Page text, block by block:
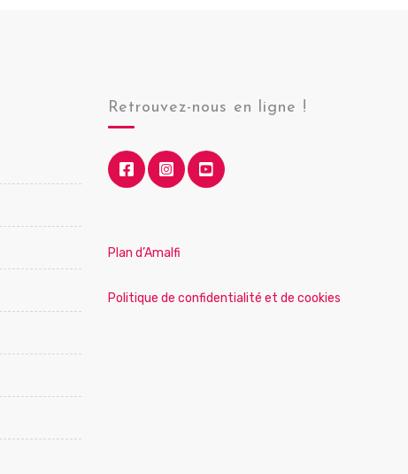
Retrouvez-nous en ligne !
Plan d’Amalfi
Politique de confidentialité et de cookies